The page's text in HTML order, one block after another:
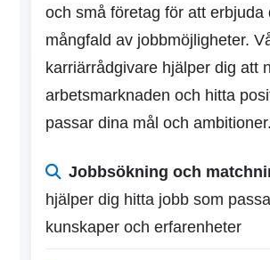
och små företag för att erbjuda
mångfald av jobbmöjligheter.
karriärrådgivare hjälper dig att
arbetsmarknaden och hitta
passar dina mål och ambitioner.
Jobbsökning och
hjälper dig hitta jobb som
kunskaper och erfarenheter